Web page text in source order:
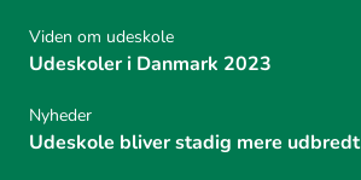
Viden om udeskole
Udeskoler i Danmark 2023
Nyheder
Udeskole bliver stadig mere udbredt